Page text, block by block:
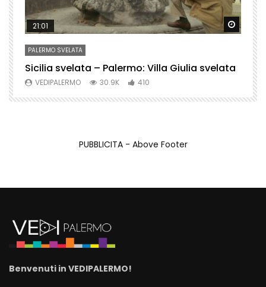
Watch Later Watch
21:01
PALERMO SVELATA
Sicilia svelata – Palermo: Villa Giulia svelata
VEDIPALERMO 30.9K 410
PUBBLICITA - Above Footer
Benvenuti in VEDIPALERMO!